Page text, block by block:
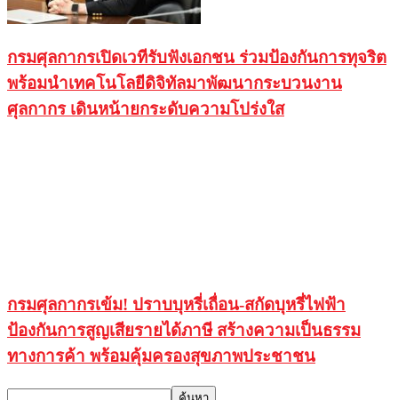
กรมศุลกากรเปิดเวทีรับฟังเอกชน ร่วมป้องกันการทุจริต
พร้อมนำเทคโนโลยีดิจิทัลมาพัฒนากระบวนงาน
ศุลกากร เดินหน้ายกระดับความโปร่งใส
กรมศุลกากรเข้ม! ปราบบุหรี่เถื่อน-สกัดบุหรี่ไฟฟ้า
ป้องกันการสูญเสียรายได้ภาษี สร้างความเป็นธรรม
ทางการค้า พร้อมคุ้มครองสุขภาพประชาชน